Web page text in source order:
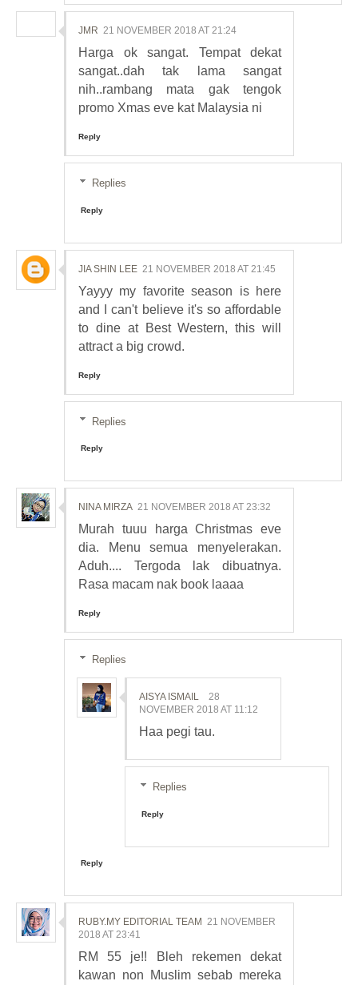
JMR 21 NOVEMBER 2018 AT 21:24
Harga ok sangat. Tempat dekat
sangat..dah tak lama sangat
nih..rambang mata gak tengok
promo Xmas eve kat Malaysia ni
Reply
Replies
Reply
JIA SHIN LEE 21 NOVEMBER 2018 AT 21:45
Yayyy my favorite season is here
and I can't believe it's so affordable
to dine at Best Western, this will
attract a big crowd.
Reply
Replies
Reply
NINA MIRZA 21 NOVEMBER 2018 AT 23:32
Murah tuuu harga Christmas eve
dia. Menu semua menyelerakan.
Aduh.... Tergoda lak dibuatnya.
Rasa macam nak book laaaa
Reply
Replies
AISYA ISMAIL
28
NOVEMBER 2018 AT 11:12
Haa pegi tau.
Replies
Reply
Reply
RUBY.MY EDITORIAL TEAM 21 NOVEMBER
2018 AT 23:41
RM 55 je!! Bleh rekemen dekat
kawan non Muslim sebab mereka